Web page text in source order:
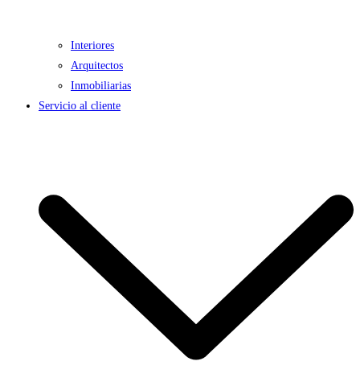
Interiores
Arquitectos
Inmobiliarias
Servicio al cliente